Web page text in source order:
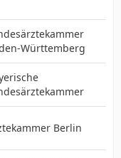
Berlin